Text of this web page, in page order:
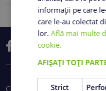
Cine suntem
informații pe care
care le-au colectat
lor.Află mai multe
cookie.
AFIȘAȚI TOȚI
Strict